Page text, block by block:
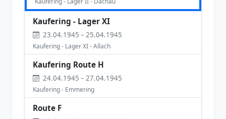
Kaufering - Lager XI
23.04.1945 – 25.04.1945
Kaufering - Lager XI - Allach
Kaufering Route H
24.04.1945 – 27.04.1945
Kaufering - Emmering
Route F